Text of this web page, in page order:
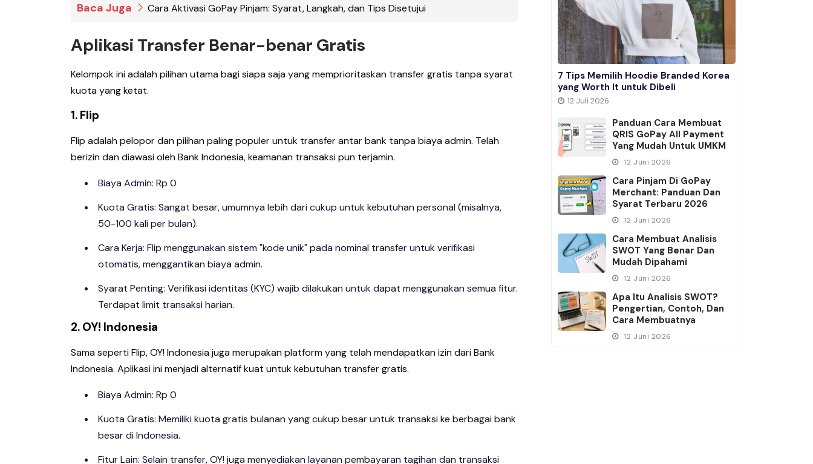
Baca Juga Cara Aktivasi GoPay Pinjam: Syarat, Langkah, dan Tips Disetujui
Aplikasi Transfer Benar-benar Gratis
Kelompok ini adalah pilihan utama bagi siapa saja yang memprioritaskan transfer gratis tanpa syarat
kuota yang ketat.
1. Flip
Flip adalah pelopor dan pilihan paling populer untuk transfer antar bank tanpa biaya admin. Telah
berizin dan diawasi oleh Bank Indonesia, keamanan transaksi pun terjamin.
Biaya Admin: Rp 0
Kuota Gratis: Sangat besar, umumnya lebih dari cukup untuk kebutuhan personal (misalnya,
50-100 kali per bulan).
Cara Kerja: Flip menggunakan sistem "kode unik" pada nominal transfer untuk verifikasi
otomatis, menggantikan biaya admin.
Syarat Penting: Verifikasi identitas (KYC) wajib dilakukan untuk dapat menggunakan semua fitur.
Terdapat limit transaksi harian.
2. OY! Indonesia
Sama seperti Flip, OY! Indonesia juga merupakan platform yang telah mendapatkan izin dari Bank
Indonesia. Aplikasi ini menjadi alternatif kuat untuk kebutuhan transfer gratis.
Biaya Admin: Rp 0
Kuota Gratis: Memiliki kuota gratis bulanan yang cukup besar untuk transaksi ke berbagai bank
besar di Indonesia.
Fitur Lain: Selain transfer, OY! juga menyediakan layanan pembayaran tagihan dan transaksi
7 Tips Memilih Hoodie Branded Korea
yang Worth It untuk Dibeli
12 Juli 2026
Panduan Cara Membuat
QRIS GoPay All Payment
Yang Mudah Untuk UMKM
12 Juni 2026
Cara Pinjam Di GoPay
Merchant: Panduan Dan
Syarat Terbaru 2026
12 Juni 2026
Cara Membuat Analisis
SWOT Yang Benar Dan
Mudah Dipahami
12 Juni 2026
Apa Itu Analisis SWOT?
Pengertian, Contoh, Dan
Cara Membuatnya
12 Juni 2026